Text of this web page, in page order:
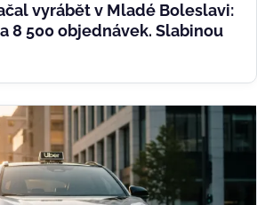
vyrábět v Mladé Boleslavi:
8 500 objednávek. Slabinou